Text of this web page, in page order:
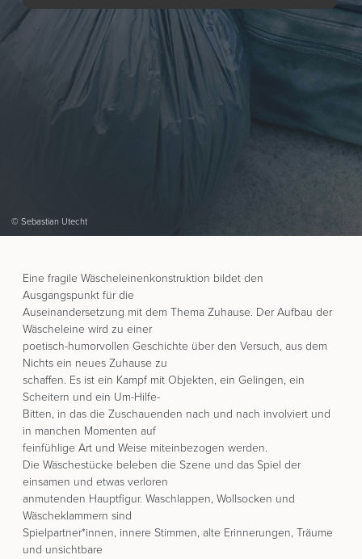
© Sebastian Utecht
Eine fragile Wäscheleinenkonstruktion bildet den
Ausgangspunkt für die
Auseinandersetzung mit dem Thema Zuhause. Der Aufbau der
Wäscheleine wird zu einer
poetisch-humorvollen Geschichte über den Versuch, aus dem
Nichts ein neues Zuhause zu
schaffen. Es ist ein Kampf mit Objekten, ein Gelingen, ein
Scheitern und ein Um-Hilfe-
Bitten, in das die Zuschauenden nach und nach involviert und
in manchen Momenten auf
feinfühlige Art und Weise miteinbezogen werden.
Die Wäschestücke beleben die Szene und das Spiel der
einsamen und etwas verloren
anmutenden Hauptfigur. Waschlappen, Wollsocken und
Wäscheklammern sind
Spielpartner*innen, innere Stimmen, alte Erinnerungen, Träume
und unsichtbare